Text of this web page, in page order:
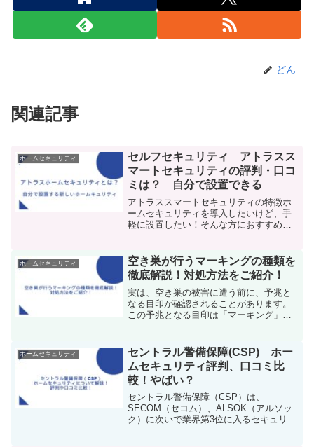
どん
関連記事
ホームセキュリティ
セルフセキュリティ アトラスス
マートセキュリティの評判・口コ
ミは？ 自分で設置できる
アトラススマートセキュリティの特徴ホ
ームセキュリティを導入したいけど、手
軽に設置したい！そんな方におすすめな
Smart Security(アトラススマートセキュ
リ...
ホームセキュリティ
空き巣が行うマーキングの種類を
徹底解説！対処方法をご紹介！
実は、空き巣の被害に遭う前に、予兆と
なる目印が確認されることがあります。
この予兆となる目印は「マーキング」と
キングと空き巣に狙われたときの対処法
を紹介します。なぜマー...
ホームセキュリティ
セントラル警備保障(CSP) ホー
ムセキュリティ評判、口コミ比
較！やばい？
セントラル警備保障（CSP）は、
SECOM（セコム）、ALSOK（アルソッ
ク）に次いで業界第3位に入るセキュリテ